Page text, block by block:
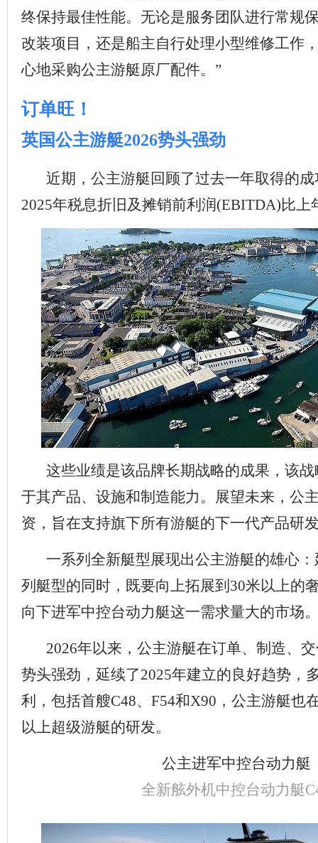
终保持最佳性能。无论是服务团队进行常规
改装项目，还是船主自行处理小型维修工作
心地采购公主游艇原厂配件。”
订单旺！
英国公主游艇2026势头强劲
近期，公主游艇回顾了过去一年取得的成
2025年税息折旧及摊销前利润(EBITDA)比上
这些业绩是该品牌长期战略的成果，该战
于其产品、设施和制造能力。展望未来，公
资，旨在支持旗下所有游艇的下一代产品研
一系列全新艇型展现出公主游艇的雄心：
列艇型的同时，既要向上拓展到30米以上的
向下进军中控台动力艇这一需求量大的市场
2026年以来，公主游艇在订单、制造、交
势头强劲，延续了2025年建立的良好趋势，
利，包括首艘C48、F54和X90，公主游艇也
以上超级游艇的研发。
公主进军中控台动力艇
全新舷外机中控台动力艇